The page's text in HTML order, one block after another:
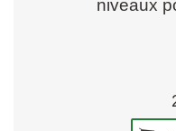
niveaux